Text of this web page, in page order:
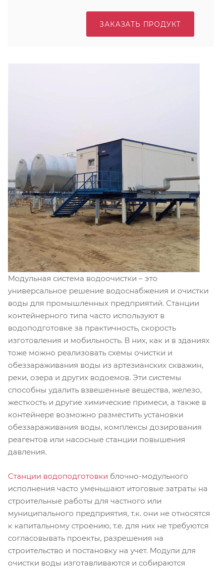
ЗАКАЗАТЬ ПРОДУКТ
Модульная система водоочистки – это
универсальное решение водоснабжения и очистки
воды для промышленных предприятий. Станции
контейнерного типа часто используют в
водоподготовке за практичность, скорость
изготовления и мобильность. В них, как и в зданиях
тоже можно реализовать схемы очистки и
обеззараживания воды из артезианских скважин,
реки, озера и других водоемов. Эти системы
способны удалить взвешенные вещества, железо,
жесткость и другие химические примеси, а также в
контейнере возможно разместить установки
обеззараживания воды, комплексы дозирования
реагентов или насосные станции повышения
давления.
Станции водоподготовки блочно-модульного
исполнения часто уменьшают итоговые затраты на
строительные работы для частного или
муниципального предприятия, т.к. они не относятся
к капитальному строению, т.е. для них не требуются
согласовывать проекты, разрешения на
строительство и постановку на учет. Модули для
очистки воды изготавливаются и собираются